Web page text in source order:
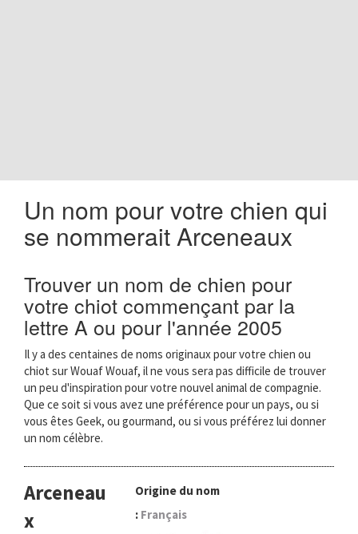
Un nom pour votre chien qui
se nommerait Arceneaux
Trouver un nom de chien pour
votre chiot commençant par la
lettre A ou pour l'année 2005
Il y a des centaines de noms originaux pour votre chien ou
chiot sur Wouaf Wouaf, il ne vous sera pas difficile de trouver
un peu d'inspiration pour votre nouvel animal de compagnie.
Que ce soit si vous avez une préférence pour un pays, ou si
vous êtes Geek, ou gourmand, ou si vous préférez lui donner
un nom célèbre.
Arceneau
x
Origine du nom
: Français